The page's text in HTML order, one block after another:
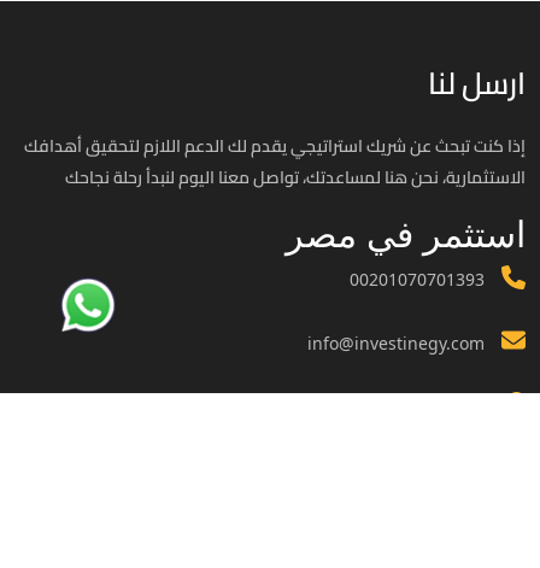
ارسل لنا
إذا كنت تبحث عن شريك استراتيجي يقدم لك الدعم اللازم لتحقيق أهدافك
الاستثمارية، نحن هنا لمساعدتك، تواصل معنا اليوم لنبدأ رحلة نجاحك
استثمر في مصر
00201070701393
info@investinegy.com